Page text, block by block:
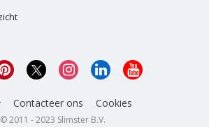
Contacteer ons Cookies
© 2011 - 2023 Slimster B.V.